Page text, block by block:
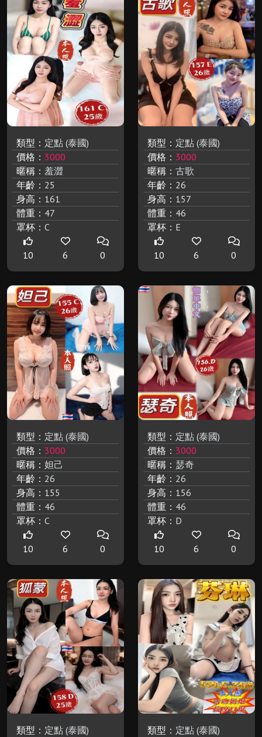
類型： 定點 (泰國)
價格： 3000
暱稱： 羞澀
年齡： 25
身高： 161
體重： 47
罩杯： C
10 6 0
類型： 定點 (泰國)
價格： 3000
暱稱： 古歌
年齡： 26
身高： 157
體重： 46
罩杯： E
10 6 0
類型： 定點 (泰國)
價格： 3000
暱稱： 妲己
年齡： 26
身高： 155
體重： 46
罩杯： C
10 6 0
類型： 定點 (泰國)
價格： 3000
暱稱： 瑟奇
年齡： 26
身高： 156
體重： 46
罩杯： D
10 6 0
類型： 定點 (泰國)
類型： 定點 (泰國)